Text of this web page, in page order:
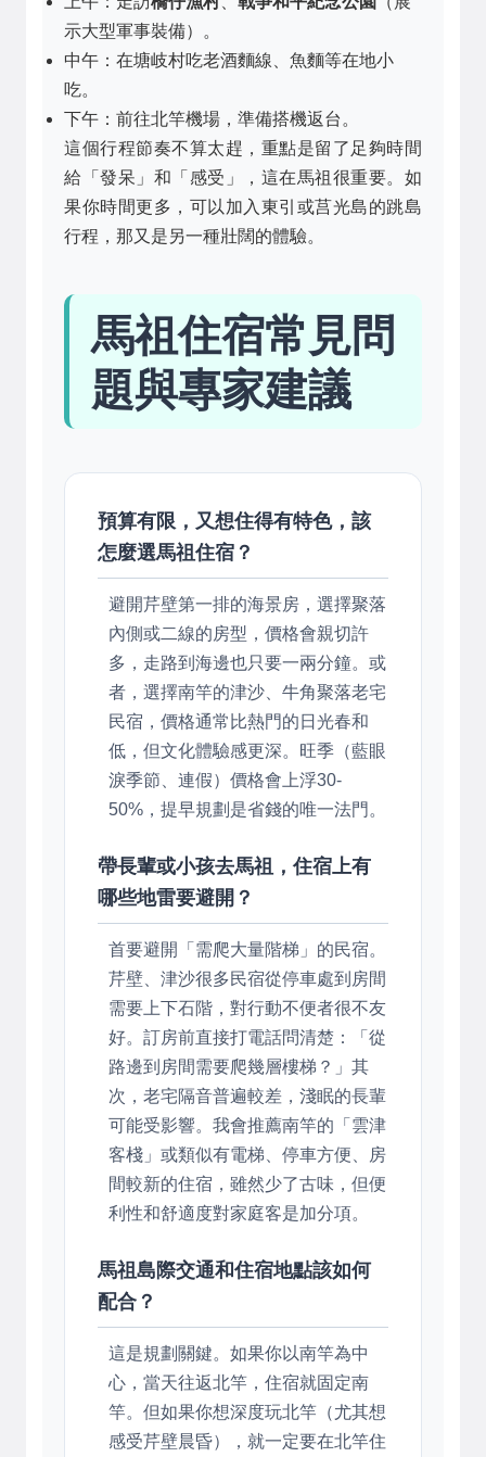
示大型軍事裝備）。
中午：在塘岐村吃老酒麵線、魚麵等在地小
吃。
下午：前往北竿機場，準備搭機返台。
這個行程節奏不算太趕，重點是留了足夠時間
給「發呆」和「感受」，這在馬祖很重要。如
果你時間更多，可以加入東引或莒光島的跳島
行程，那又是另一種壯闊的體驗。
馬祖住宿常見問
題與專家建議
預算有限，又想住得有特色，該
怎麼選馬祖住宿？
避開芹壁第一排的海景房，選擇聚落
內側或二線的房型，價格會親切許
多，走路到海邊也只要一兩分鐘。或
者，選擇南竿的津沙、牛角聚落老宅
民宿，價格通常比熱門的日光春和
低，但文化體驗感更深。旺季（藍眼
淚季節、連假）價格會上浮30-
50%，提早規劃是省錢的唯一法門。
帶長輩或小孩去馬祖，住宿上有
哪些地雷要避開？
首要避開「需爬大量階梯」的民宿。
芹壁、津沙很多民宿從停車處到房間
需要上下石階，對行動不便者很不友
好。訂房前直接打電話問清楚：「從
路邊到房間需要爬幾層樓梯？」其
次，老宅隔音普遍較差，淺眠的長輩
可能受影響。我會推薦南竿的「雲津
客棧」或類似有電梯、停車方便、房
間較新的住宿，雖然少了古味，但便
利性和舒適度對家庭客是加分項。
馬祖島際交通和住宿地點該如何
配合？
這是規劃關鍵。如果你以南竿為中
心，當天往返北竿，住宿就固定南
竿。但如果你想深度玩北竿（尤其想
感受芹壁晨昏），就一定要在北竿住